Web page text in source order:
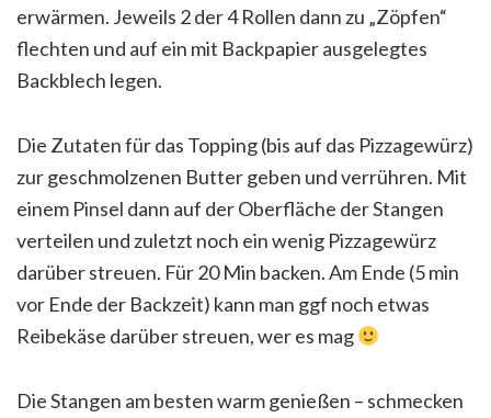
erwärmen. Jeweils 2 der 4 Rollen dann zu „Zöpfen“
flechten und auf ein mit Backpapier ausgelegtes
Backblech legen.
Die Zutaten für das Topping (bis auf das Pizzagewürz)
zur geschmolzenen Butter geben und verrühren. Mit
einem Pinsel dann auf der Oberfläche der Stangen
verteilen und zuletzt noch ein wenig Pizzagewürz
darüber streuen. Für 20 Min backen. Am Ende (5 min
vor Ende der Backzeit) kann man ggf noch etwas
Reibekäse darüber streuen, wer es mag
Die Stangen am besten warm genießen – schmecken